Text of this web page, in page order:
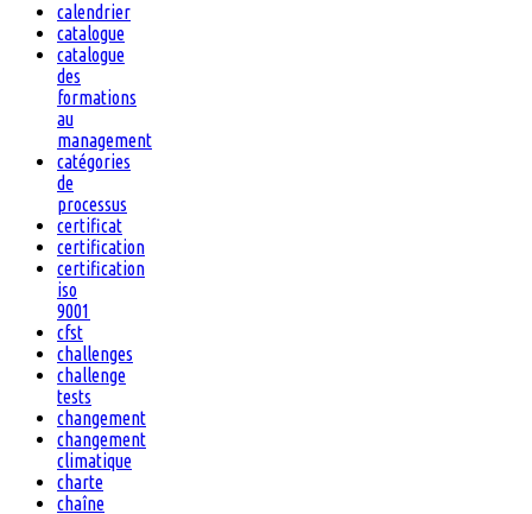
calendrier
catalogue
catalogue
des
formations
au
management
catégories
de
processus
certificat
certification
certification
iso
9001
cfst
challenges
challenge
tests
changement
changement
climatique
charte
chaîne